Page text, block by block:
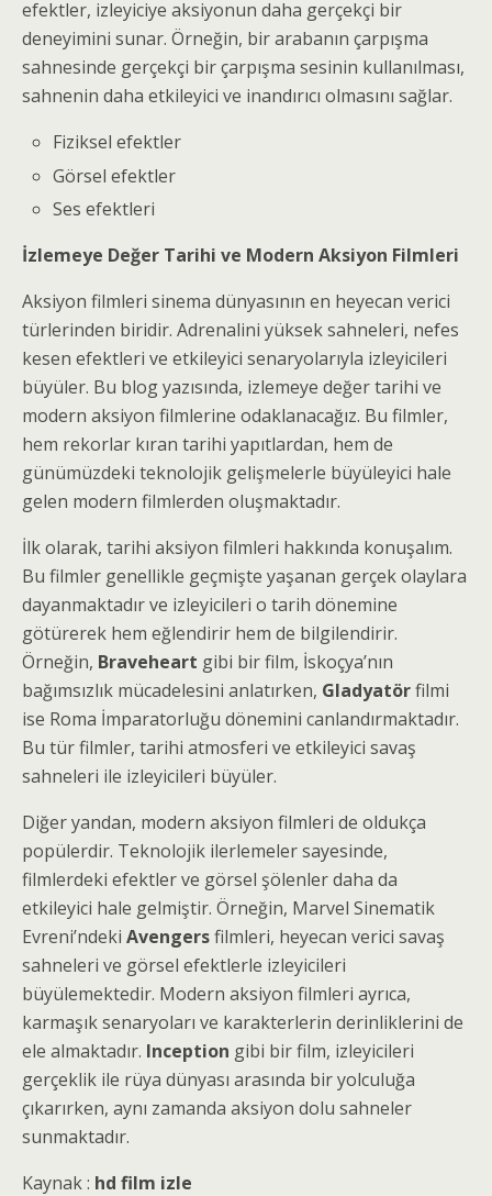
efektler, izleyiciye aksiyonun daha gerçekçi bir
deneyimini sunar. Örneğin, bir arabanın çarpışma
sahnesinde gerçekçi bir çarpışma sesinin kullanılması,
sahnenin daha etkileyici ve inandırıcı olmasını sağlar.
Fiziksel efektler
Görsel efektler
Ses efektleri
İzlemeye Değer Tarihi ve Modern Aksiyon Filmleri
Aksiyon filmleri sinema dünyasının en heyecan verici
türlerinden biridir. Adrenalini yüksek sahneleri, nefes
kesen efektleri ve etkileyici senaryolarıyla izleyicileri
büyüler. Bu blog yazısında, izlemeye değer tarihi ve
modern aksiyon filmlerine odaklanacağız. Bu filmler,
hem rekorlar kıran tarihi yapıtlardan, hem de
günümüzdeki teknolojik gelişmelerle büyüleyici hale
gelen modern filmlerden oluşmaktadır.
İlk olarak, tarihi aksiyon filmleri hakkında konuşalım.
Bu filmler genellikle geçmişte yaşanan gerçek olaylara
dayanmaktadır ve izleyicileri o tarih dönemine
götürerek hem eğlendirir hem de bilgilendirir.
Örneğin, Braveheart gibi bir film, İskoçya’nın
bağımsızlık mücadelesini anlatırken, Gladyatörfilmi
ise Roma İmparatorluğu dönemini canlandırmaktadır.
Bu tür filmler, tarihi atmosferi ve etkileyici savaş
sahneleri ile izleyicileri büyüler.
Diğer yandan, modern aksiyon filmleri de oldukça
popülerdir. Teknolojik ilerlemeler sayesinde,
filmlerdeki efektler ve görsel şölenler daha da
etkileyici hale gelmiştir. Örneğin, Marvel Sinematik
Evreni’ndeki Avengersfilmleri, heyecan verici savaş
sahneleri ve görsel efektlerle izleyicileri
büyülemektedir. Modern aksiyon filmleri ayrıca,
karmaşık senaryoları ve karakterlerin derinliklerini de
ele almaktadır. Inception gibi bir film, izleyicileri
gerçeklik ile rüya dünyası arasında bir yolculuğa
çıkarırken, aynı zamanda aksiyon dolu sahneler
sunmaktadır.
Kaynak : hd film izle